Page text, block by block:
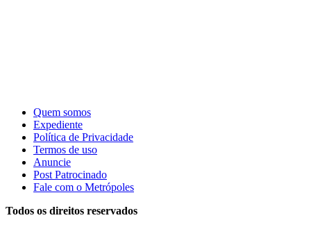
Quem somos
Expediente
Política de Privacidade
Termos de uso
Anuncie
Post Patrocinado
Fale com o Metrópoles
Todos os direitos reservados